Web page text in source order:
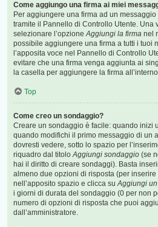
Come aggiungo una firma ai miei
Per aggiungere una firma ad un
tramite il Pannello di Controllo Utente. Una
selezionare l’opzioneAggiungi la firma nel
possibile aggiungere una firma a tutti i tuoi
l’apposita voce nel Pannello di Controllo
evitare che una firma venga aggiunta ai
la casella per aggiungere la firma
Top
Come creo un sondaggio?
Creare un sondaggio è facile: quando inizi
quando modifichi il primo messaggio di un
dovresti vedere, sotto lo spazio per
riquadro dal titoloAggiungi sondaggio (se
hai il diritto di creare sondaggi). Basta
almeno due opzioni di risposta (per
nell’apposito spazio e clicca suAggiungi
i giorni di durata del sondaggio (0 per non
numero di opzioni di risposta che puoi
dall’amministratore.